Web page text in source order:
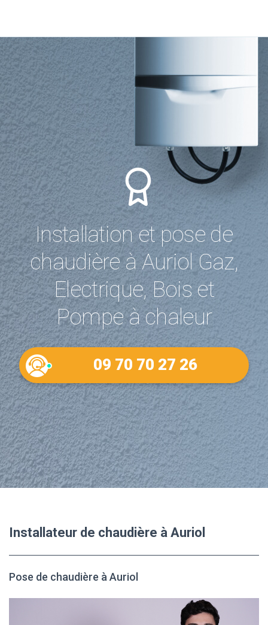
Installation et pose de
chaudière à Auriol Gaz,
Electrique, Bois et
Pompe à chaleur
09 70 70 27 26
Installateur de chaudière à Auriol
Pose de chaudière à Auriol